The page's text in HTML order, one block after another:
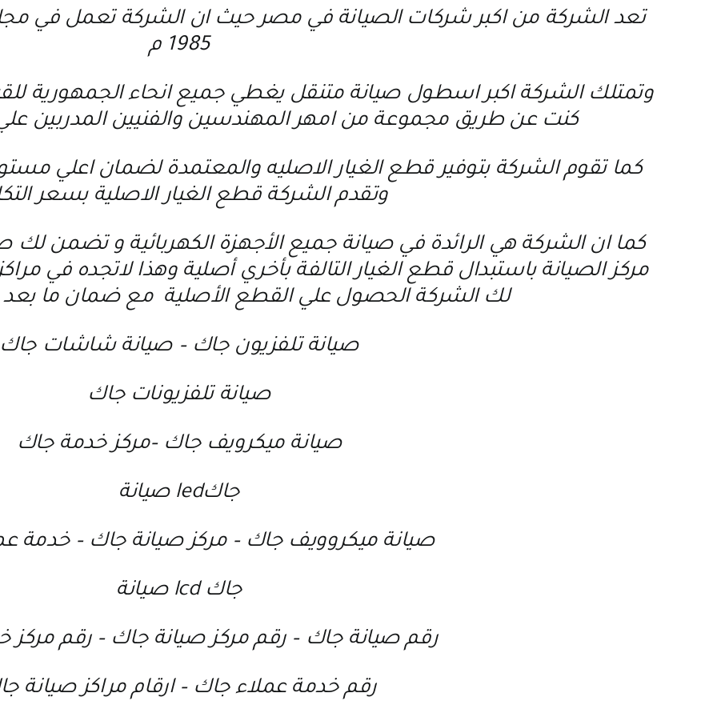
تعد الشركة من اكبر شركات الصيانة في مصر حيث ان الشركة تعمل في مجال
1985 م
وتمتلك الشركة اكبر اسطول صيانة متنقل يغطي جميع انحاء الجمهورية
كنت عن طريق مجموعة من امهر المهندسين والفنيين المدربين
كما تقوم الشركة بتوفير قطع الغيار الاصليه والمعتمدة لضمان اعلي
وتقدم الشركة قطع الغيار الاصلية بسعر
كما ان الشركة هي الرائدة في صيانة جميع الأجهزة الكهربائية و تضمن لك
مركز الصيانة باستبدال قطع الغيار التالفة بأخري أصلية وهذا لاتجده في
لك الشركة الحصول علي القطع الأصلية مع ضمان ما بعد
صيانة تلفزيون جاك – صيانة شاشات جاك
صيانة تلفزيونات جاك
صيانة ميكرويف جاك –مركز خدمة جاك
جاكled صيانة
صيانة ميكروويف جاك –مركز صيانة جاك –خدمة
جاك lcd صيانة
رقم صيانة جاك –رقم مركز صيانة جاك –رقم مركز
رقم خدمة عملاء جاك –ارقام مراكز صيانة